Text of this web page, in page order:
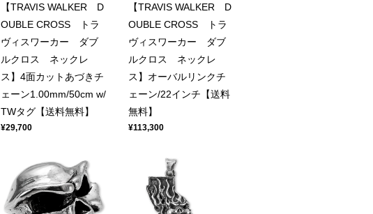
【TRAVIS WALKER D
OUBLE CROSS トラ
ヴィスワーカー ダブ
ルクロス ネックレ
ス】4面カットあづきチ
ェーン1.00mm/50cm w/
TWタグ【送料無料】
¥29,700
【TRAVIS WALKER D
OUBLE CROSS トラ
ヴィスワーカー ダブ
ルクロス ネックレ
ス】オーバルリンクチ
ェーン/22インチ【送料
無料】
¥113,300